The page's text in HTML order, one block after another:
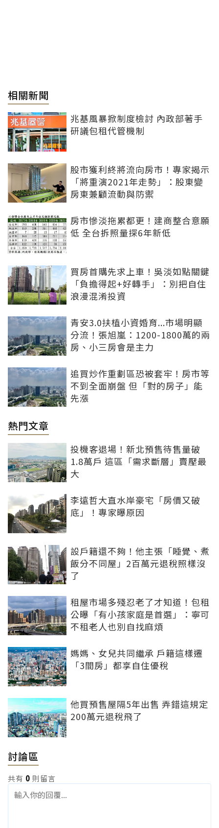
相關新聞
兆基風暴掀制度檢討 內政部著手
研議包租代管機制
股市獲利終將流向房市！專家揭示
「將重演2021年走勢」：股東變
房東兼顧流動與防禦
房市慘淡拖累都更！建商整合意願
低 全台拆照量探6年新低
買房首購先求上車！吳淡如點關鍵
「負擔得起+好轉手」：別把自住
浪漫混淆投資
青安3.0扶植小資婚育...市場明顯
分流！張旭嵐：1200-1800萬的兩
房、小三房會是主力
追買炒作重劃區恐被套牢！房市等
不到全面崩盤 但「對的房子」能
先漲
熱門文章
投機客退場！新北預售待售量破
1.8萬戶 這區「需求斷層」賣壓最
大
李遠哲大直水岸豪宅「房價又破
底」！專家曝原因
設戶籍還不夠！他主張「睡覺、煮
飯分不同屋」2百萬元退稅照樣沒
了
租屋市場多殘忍老了才知道！包租
公曝「有小孩家庭是首選」：寧可
不租老人也別自找麻煩
媽媽、女兒共同繼承 戶籍這樣遷
「3間房」都享自住優稅
他買預售屋隔5年出售 弄錯這規定
200萬元退稅飛了
討論區
共有 0 則留言